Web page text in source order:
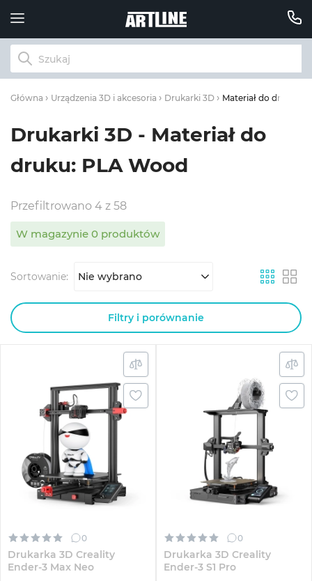
Główna Urządzenia 3D i akcesoria Drukarki 3D Materiał do druku:
Drukarki 3D - Materiał do
druku: PLA Wood
Przefiltrowano 4 z 58
W magazynie 0 produktów
Sortowanie: Nie wybrano
Filtry i porównanie
0
Drukarka 3D Creality
Ender-3 Max Neo
0
Drukarka 3D Creality
Ender-3 S1 Pro